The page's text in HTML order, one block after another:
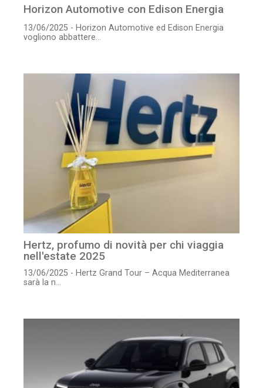
Horizon Automotive con Edison Energia
13/06/2025 - Horizon Automotive ed Edison Energia
vogliono abbattere...
Hertz, profumo di novità per chi viaggia
nell'estate 2025
13/06/2025 - Hertz Grand Tour – Acqua Mediterranea
sarà la n...